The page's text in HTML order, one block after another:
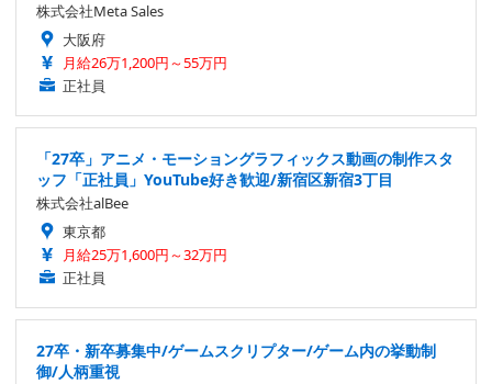
株式会社Meta Sales
大阪府
月給26万1,200円～55万円
正社員
「27卒」アニメ・モーショングラフィックス動画の制作スタ
ッフ「正社員」YouTube好き歓迎/新宿区新宿3丁目
株式会社alBee
東京都
月給25万1,600円～32万円
正社員
27卒・新卒募集中/ゲームスクリプター/ゲーム内の挙動制
御/人柄重視